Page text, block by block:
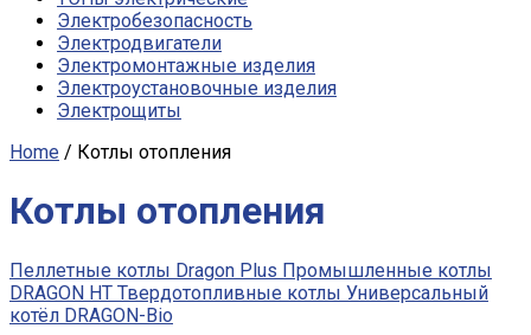
Электробезопасность
Электродвигатели
Электромонтажные изделия
Электроустановочные изделия
Электрощиты
Home / Котлы отопления
Котлы отопления
Пеллетные котлы Dragon Plus Промышленные котлы
DRAGON HT Твердотопливные котлы Универсальный
котёл DRAGON-Bio